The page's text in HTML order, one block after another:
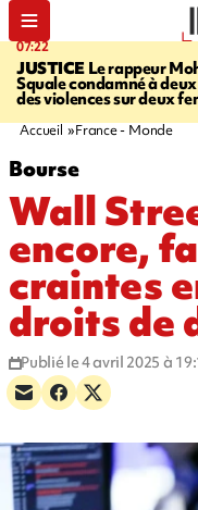
07:22
JUSTICE Le rappeur
Squale condamné à
des violences sur deux
Accueil France - Monde
Bourse
Wall
encore,
craintes
droits de
Publié le 4 avril 2025 à